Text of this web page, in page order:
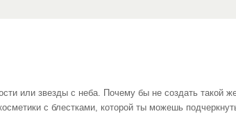
или звезды с неба. Почему бы не создать такой
с блестками, которой ты можешь